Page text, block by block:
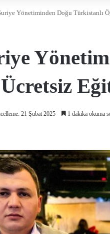
Yönetiminden Doğu Türkistanlı
21 Şubat 2025 1 dakika okuma